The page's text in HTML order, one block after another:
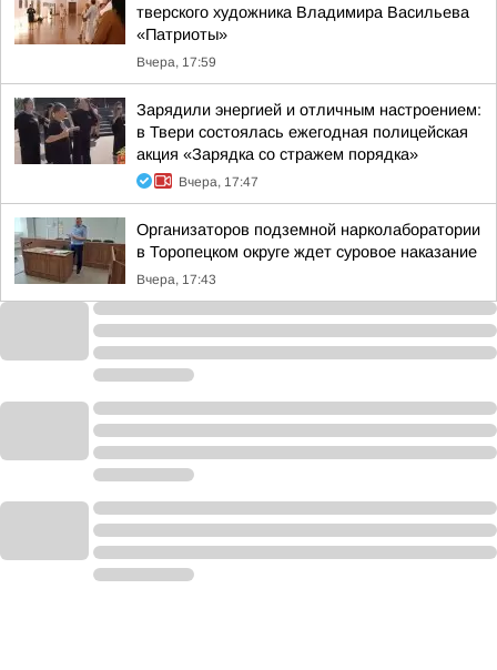
тверского художника Владимира Васильева
«Патриоты»
Вчера, 17:59
Зарядили энергией и отличным настроением:
в Твери состоялась ежегодная полицейская
акция «Зарядка со стражем порядка»
Вчера, 17:47
Организаторов подземной нарколаборатории
в Торопецком округе ждет суровое наказание
Вчера, 17:43